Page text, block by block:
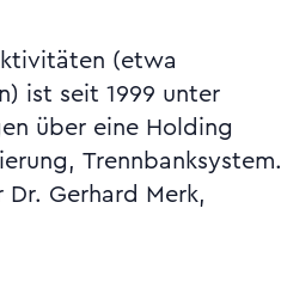
Trennbanksystem.
Gerhard Merk,